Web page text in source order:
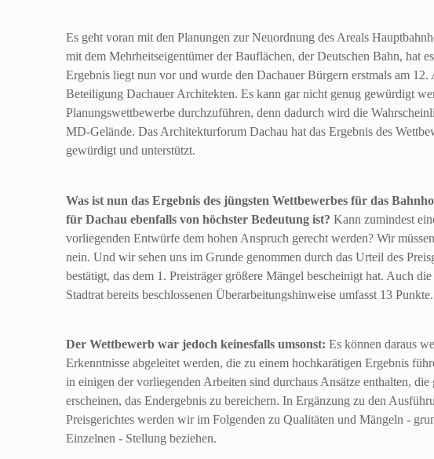
Es geht voran mit den Planungen zur Neuordnung des Areals
mit dem Mehrheitseigentümer der Bauflächen, der Deutschen Bahn, hat
Ergebnis liegt nun vor und wurde den Dachauer Bürgern erstmals am
Beteiligung Dachauer Architekten. Es kann gar nicht genug gewürdigt
Planungswettbewerbe durchzuführen, denn dadurch wird die
MD-Gelände. Das Architekturforum Dachau hat das Ergebnis des
gewürdigt und unterstützt.
Was ist nun das Ergebnis des jüngsten Wettbewerbes für das
für Dachau ebenfalls von höchster Bedeutung ist? Kann zumindest
vorliegenden Entwürfe dem hohen Anspruch gerecht werden? Wir
nein. Und wir sehen uns im Grunde genommen durch das Urteil des
bestätigt, das dem 1. Preisträger größere Mängel bescheinigt hat. Auch
Stadtrat bereits beschlossenen Überarbeitungshinweise umfasst 13 Punkte.
Der Wettbewerb war jedoch keinesfalls umsonst: Es können daraus
Erkenntnisse abgeleitet werden, die zu einem hochkarätigen Ergebnis
in einigen der vorliegenden Arbeiten sind durchaus Ansätze enthalten, die
erscheinen, das Endergebnis zu bereichern. In Ergänzung zu den
Preisgerichtes werden wir im Folgenden zu Qualitäten und Mängeln -
Einzelnen - Stellung beziehen.